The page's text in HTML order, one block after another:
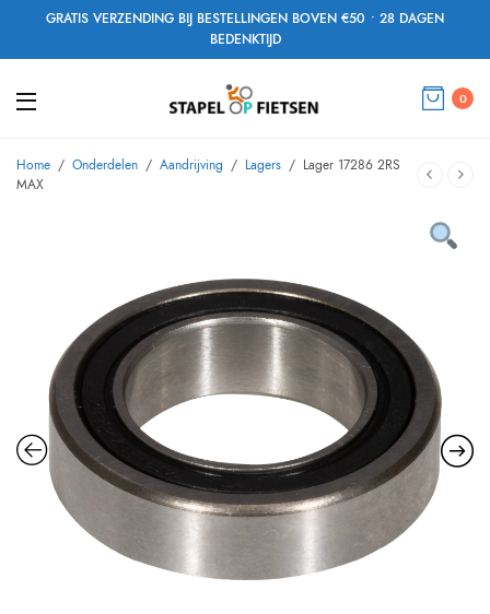
GRATIS VERZENDING BIJ BESTELLINGEN BOVEN €50 • 28 DAGEN
BEDENKTIJD
0
Home / Onderdelen / Aandrijving / Lagers / Lager 17286 2RS
MAX